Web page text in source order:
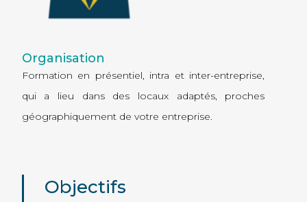
Organisation
Formation en présentiel, intra et inter-entreprise
qui a lieu dans des locaux adaptés, proches
géographiquement de votre entreprise.
Objectifs